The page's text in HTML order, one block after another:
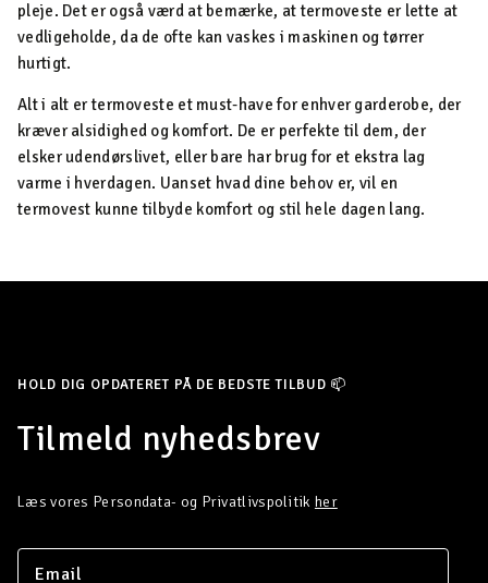
pleje. Det er også værd at bemærke, at termoveste er lette at
vedligeholde, da de ofte kan vaskes i maskinen og tørrer
hurtigt.
Alt i alt er termoveste et must-have for enhver garderobe, der
kræver alsidighed og komfort. De er perfekte til dem, der
elsker udendørslivet, eller bare har brug for et ekstra lag
varme i hverdagen. Uanset hvad dine behov er, vil en
termovest kunne tilbyde komfort og stil hele dagen lang.
HOLD DIG OPDATERET PÅ DE BEDSTE TILBUD 📫
Tilmeld nyhedsbrev
Læs vores Persondata- og Privatlivspolitik her